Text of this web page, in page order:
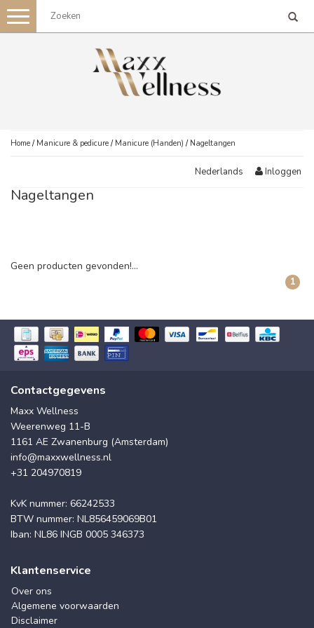
Toggle
navigation
Home / Manicure & pedicure / Manicure (Handen) / Nageltangen
Nederlands Inloggen
Nageltangen
Geen producten gevonden!...
1
Contactgegevens
Maxx Wellness
Weerenweg 11-B
1161 AE Zwanenburg (Amsterdam)
info@maxxwellness.nl
+31 204970819
KvK nummer: 66242533
BTW nummer: NL856459069B01
Iban: NL86 INGB 0005 346373
Klantenservice
Over ons
Algemene voorwaarden
Disclaimer